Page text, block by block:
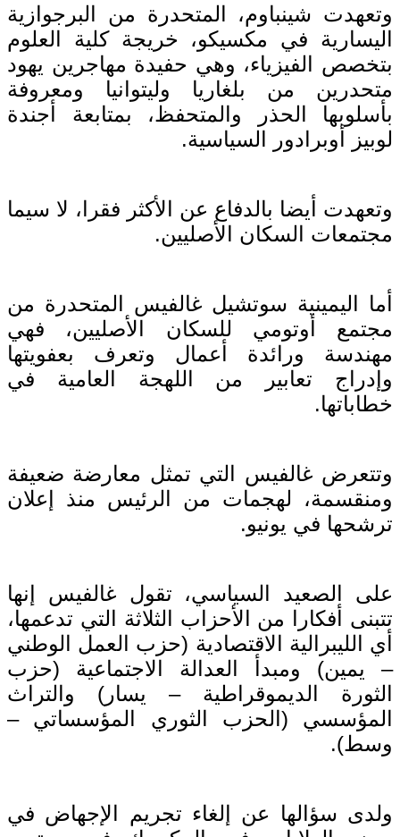
وتعهدت شينباوم، المتحدرة من البرجوازية
اليسارية في مكسيكو، خريجة كلية العلوم
بتخصص الفيزياء، وهي حفيدة مهاجرين يهود
متحدرين من بلغاريا وليتوانيا ومعروفة
بأسلوبها الحذر والمتحفظ، بمتابعة أجندة
لوبيز أوبرادور السياسية.
وتعهدت أيضا بالدفاع عن الأكثر فقرا، لا سيما
مجتمعات السكان الأصليين.
أما اليمينية سوتشيل غالفيس المتحدرة من
مجتمع أوتومي للسكان الأصليين، فهي
مهندسة ورائدة أعمال وتعرف بعفويتها
وإدراج تعابير من اللهجة العامية في
خطاباتها.
وتتعرض غالفيس التي تمثل معارضة ضعيفة
ومنقسمة، لهجمات من الرئيس منذ إعلان
ترشحها في يونيو.
على الصعيد السياسي، تقول غالفيس إنها
تتبنى أفكارا من الأحزاب الثلاثة التي تدعمها،
أي الليبرالية الاقتصادية (حزب العمل الوطني
– يمين) ومبدأ العدالة الاجتماعية (حزب
الثورة الديموقراطية – يسار) والتراث
المؤسسي (الحزب الثوري المؤسساتي –
وسط).
ولدى سؤالها عن إلغاء تجريم الإجهاض في